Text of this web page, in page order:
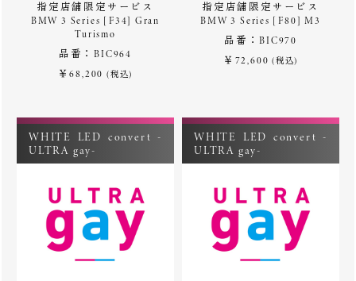
指定店舗限定サービス
BMW 3 Series [F34] Gran
Turismo
品番：BIC964
￥68,200(税込)
指定店舗限定サービス
BMW 3 Series [F80] M3
品番：BIC970
￥72,600(税込)
WHITE LED convert -
ULTRA gay-
WHITE LED convert -
ULTRA gay-